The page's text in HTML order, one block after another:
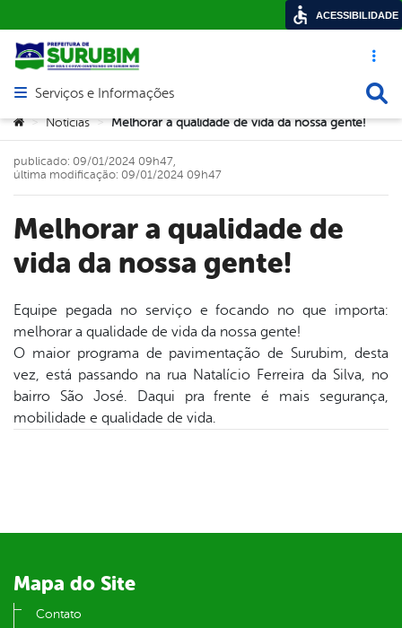
Acesso
Abrir menu principal de navegação
Serviços e Informações
Você está aqui:
> Notícias > Melhorar a qualidade de vida da nossa gente!
Melhorar a qualidade de
vida da nossa gente!
publicado: 09/01/2024 09h47,
última modificação: 09/01/2024 09h47
Equipe pegada no serviço e focando no que importa:
melhorar a qualidade de vida da nossa gente!
O maior programa de pavimentação de Surubim, desta
vez, está passando na rua Natalício Ferreira da Silva, no
bairro São José. Daqui pra frente é mais segurança,
mobilidade e qualidade de vida.
Mapa do Site
Contato
ACESSIBILIDADE